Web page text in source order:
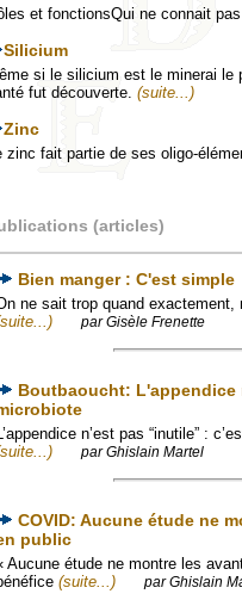
et fonctionsQui ne connait
Silicium
si le silicium est le minerai le
fut découverte. (suite...)
Zinc
zinc fait partie de ses oligo-
(articles)
Bien manger : C'est simple
ne sait trop quand exactement,
par Gisèle Frenette
Boutbaoucht: L'appendice
n’est pas “inutile” :
par Ghislain Martel
COVID: Aucune étude ne
public
Aucune étude ne montre les
(suite...) par Ghislain